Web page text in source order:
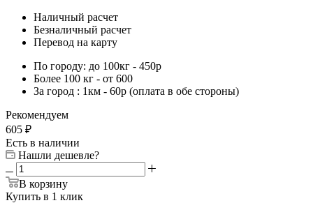
Наличный расчет
Безналичный расчет
Перевод на карту
По городу: до 100кг - 450р
Более 100 кг - от 600
За город : 1км - 60р (оплата в обе стороны)
Рекомендуем
605 ₽
Есть в наличии
Нашли дешевле?
В корзину
Купить в 1 клик